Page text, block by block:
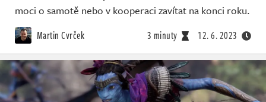
moci o samotě nebo v kooperaci zavítat na konci roku.
Martin Cvrček 3 minuty 12. 6. 2023